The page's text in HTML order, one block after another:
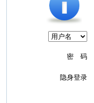
密 码
隐身登录